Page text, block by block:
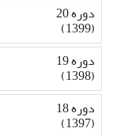
دوره 20
(1399)
دوره 19
(1398)
دوره 18
(1397)